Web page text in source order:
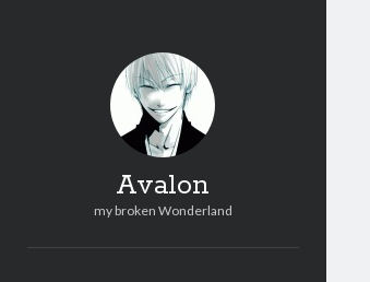
Avalon
my broken Wonderland